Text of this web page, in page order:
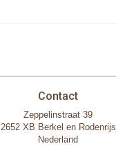
Contact
Zeppelinstraat 39
2652 XB Berkel en Rodenrijs
Nederland